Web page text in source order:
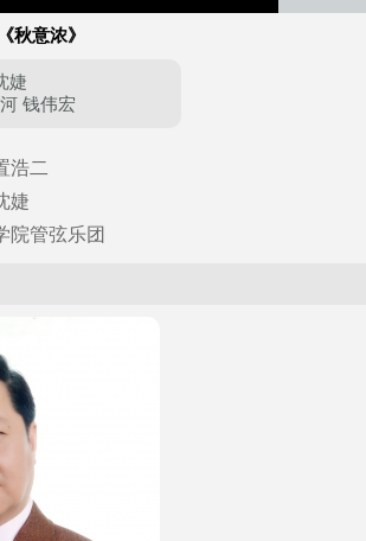
秋意浓》
婕
钱伟宏
浩二
婕
院管弦乐团